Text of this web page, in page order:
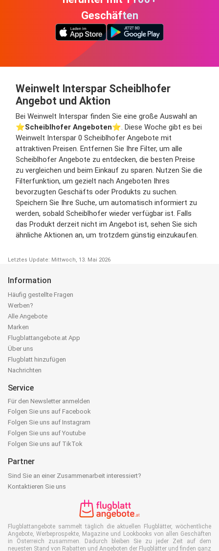
Geschäften
Weinwelt Interspar Scheiblhofer
Angebot und Aktion
Bei Weinwelt Interspar finden Sie eine große Auswahl an
⭐️Scheiblhofer Angeboten⭐️. Diese Woche gibt es bei
Weinwelt Interspar 0 Scheiblhofer Angebote mit
attraktiven Preisen. Entfernen Sie Ihre Filter, um alle
Scheiblhofer Angebote zu entdecken, die besten Preise
zu vergleichen und beim Einkauf zu sparen. Nutzen Sie die
Filterfunktion, um gezielt nach Angeboten Ihres
bevorzugten Geschäfts oder Produkts zu suchen.
Speichern Sie Ihre Suche, um automatisch informiert zu
werden, sobald Scheiblhofer wieder verfügbar ist. Falls
das Produkt derzeit nicht im Angebot ist, sehen Sie sich
ähnliche Aktionen an, um trotzdem günstig einzukaufen.
Letztes Update: Mittwoch, 13. Mai 2026
Information
Häufig gestellte Fragen
Werben?
Alle Angebote
Marken
Flugblattangebote.at App
Über uns
Flugblatt hinzufügen
Nachrichten
Service
Für den Newsletter anmelden
Folgen Sie uns auf Facebook
Folgen Sie uns auf Instagram
Folgen Sie uns auf Youtube
Folgen Sie uns auf TikTok
Partner
Sind Sie an einer Zusammenarbeit interessiert?
Kontaktieren Sie uns
Flugblattangebote sammelt täglich die aktuellen Flugblätter, wöchentliche
Angebote, Werbeprospekte, Magazine und Lookbooks von allen Geschäften
in Österreich zusammen. Dadurch bleiben Sie zu jeder Zeit auf dem
neuesten Stand von Rabatten und Angeboten der Flugblätter und finden ganz